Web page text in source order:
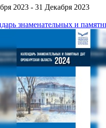
2023 - 31 Декабря 2023
знаменательных и